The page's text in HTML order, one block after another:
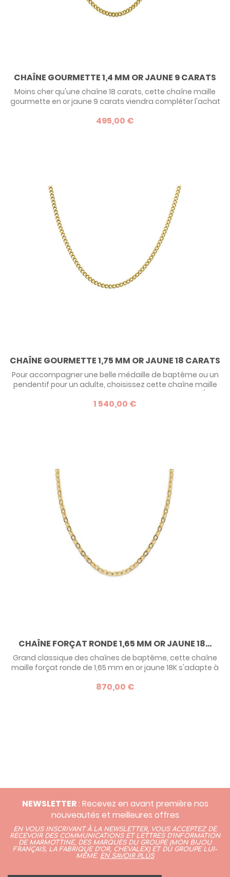
CHAÎNE GOURMETTE 1,4 MM OR JAUNE 9 CARATS
Moins cher qu'une chaîne 18 carats, cette chaîne maille
gourmette en or jaune 9 carats viendra compléter l'achat
nos chaînes en or jaune pour accompagner un pendentif
495,00 €
CHAÎNE GOURMETTE 1,75 MM OR JAUNE 18 CARATS
Pour accompagner une belle médaille de baptême ou un
pendentif pour un adulte, choisissez cette chaîne maille
mm) et disponible dans plusieurs longueurs. Toutes nos
1 540,00 €
CHAÎNE FORÇAT RONDE 1,65 MM OR JAUNE 18...
Grand classique des chaînes de baptême, cette chaîne
maille forçat ronde de 1,65 mm en or jaune 18K s'adapte à
Retrouvez notre sélection de chaînes en or jaune, en or 9
870,00 €
NEWSLETTER: Recevez en avant première nos
nouveautés et meilleures offres
EN VOUS INSCRIVANT À LA NEWSLETTER, VOUS ACCEPTEZ DE
RECEVOIR DES COMMUNICATIONS ET LETTRES D’INFORMATION
DE MARMOTTINE, DES MARQUES DU GROUPE (MON BIJOU
FRANÇAIS, LA FABRIQUE D’OR, CHEVALEX)ET DU GROUPE LUI-
MÊME. EN SAVOIR PLUS